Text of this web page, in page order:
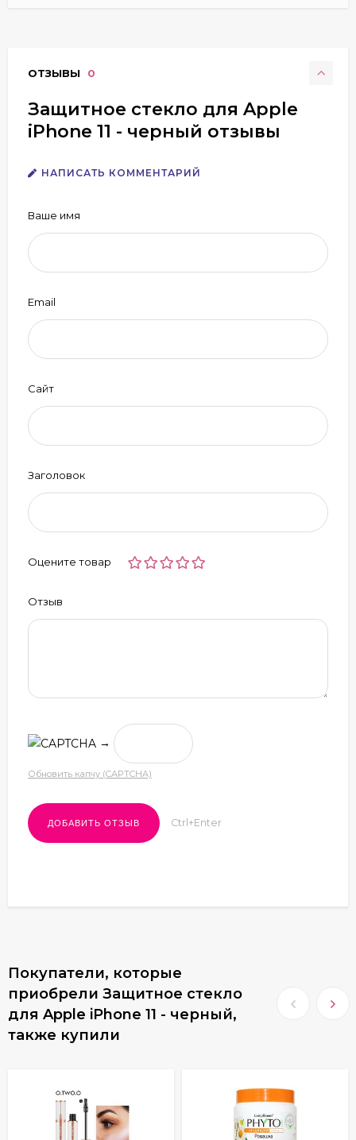
ОТЗЫВЫ 0
Защитное стекло для Apple
iPhone 11 - черный отзывы
НАПИСАТЬ КОММЕНТАРИЙ
Ваше имя
Email
Сайт
Заголовок
Оцените товар
Отзыв
→
Обновить капчу (CAPTCHA)
Ctrl+Enter
Покупатели, которые
приобрели Защитное стекло
для Apple iPhone 11 - черный,
также купили